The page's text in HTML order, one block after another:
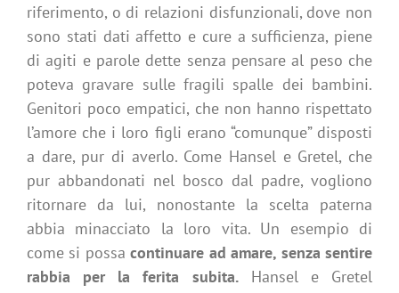
riferimento, o di relazioni disfunzionali, dove non
sono stati dati affetto e cure a sufficienza, piene
di agiti e parole dette senza pensare al peso che
poteva gravare sulle fragili spalle dei bambini.
Genitori poco empatici, che non hanno rispettato
l’amore che i loro figli erano “comunque” disposti
a dare, pur di averlo. Come Hansel e Gretel, che
pur abbandonati nel bosco dal padre, vogliono
ritornare da lui, nonostante la scelta paterna
abbia minacciato la loro vita. Un esempio di
come si possacontinuare ad amare, senza sentire
rabbia per la ferita subita.Hansel e Gretel